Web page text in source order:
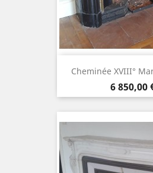
Cheminée XVIII°
Prix
6 850,00